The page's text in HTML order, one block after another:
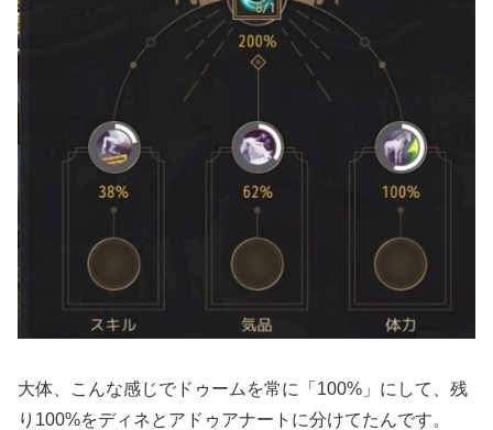
大体、こんな感じでドゥームを常に「100%」にして、残
り100%をディネとアドゥアナートに分けてたんです。